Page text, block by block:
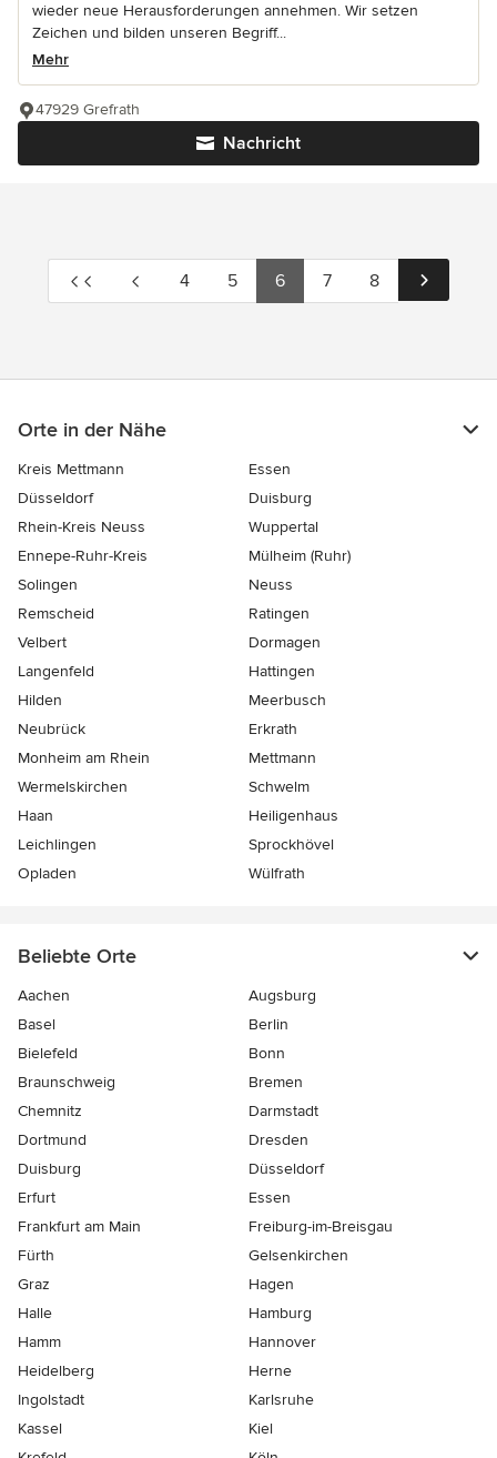
wieder neue Herausforderungen annehmen. Wir setzen
Zeichen und bilden unseren Begriff...
Mehr
Nachricht
47929 Grefrath
4 5 6 7 8
Orte in der Nähe
Kreis Mettmann
Essen
Düsseldorf
Duisburg
Rhein-Kreis Neuss
Wuppertal
Ennepe-Ruhr-Kreis
Mülheim (Ruhr)
Solingen
Neuss
Remscheid
Ratingen
Velbert
Dormagen
Langenfeld
Hattingen
Hilden
Meerbusch
Neubrück
Erkrath
Monheim am Rhein
Mettmann
Wermelskirchen
Schwelm
Haan
Heiligenhaus
Leichlingen
Sprockhövel
Opladen
Wülfrath
Beliebte Orte
Aachen
Augsburg
Basel
Berlin
Bielefeld
Bonn
Braunschweig
Bremen
Chemnitz
Darmstadt
Dortmund
Dresden
Duisburg
Düsseldorf
Erfurt
Essen
Frankfurt am Main
Freiburg-im-Breisgau
Fürth
Gelsenkirchen
Graz
Hagen
Halle
Hamburg
Hamm
Hannover
Heidelberg
Herne
Ingolstadt
Karlsruhe
Kassel
Kiel